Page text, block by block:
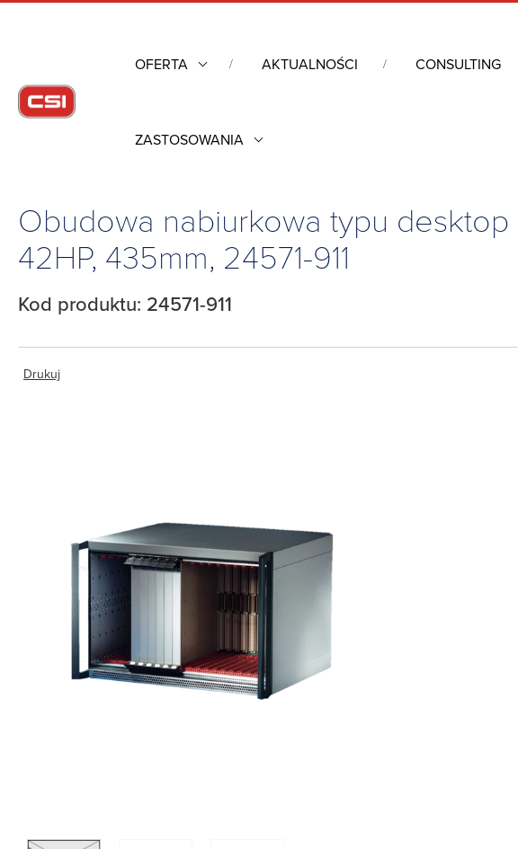
OFERTA AKTUALNOŚCI CONSULTING
ZASTOSOWANIA
Obudowy przemysłowe
Obudowa nabiurkowa typu desktop
42HP, 435mm, 24571-911
Kod produktu: 24571-911
Drukuj